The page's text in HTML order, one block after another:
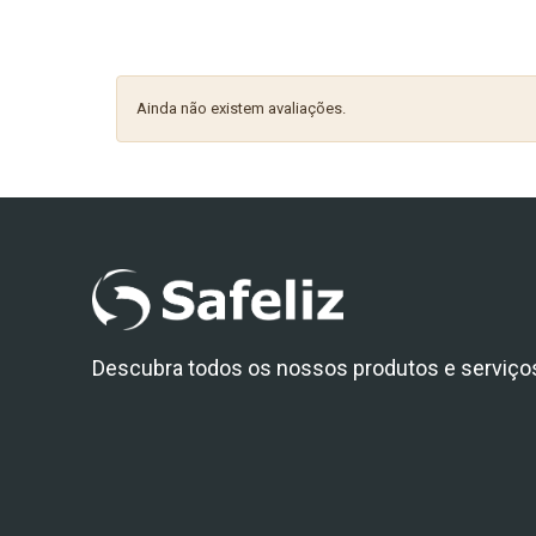
Ainda não existem avaliações.
Descubra todos os nossos produtos e